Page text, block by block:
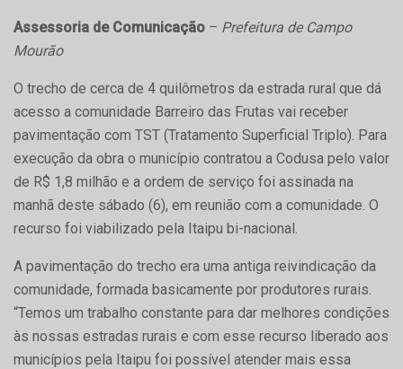
Assessoria de Comunicação – Prefeitura de Campo
Mourão
O trecho de cerca de 4 quilômetros da estrada rural que dá
acesso a comunidade Barreiro das Frutas vai receber
pavimentação com TST (Tratamento Superficial Triplo). Para
execução da obra o município contratou a Codusa pelo valor
de R$ 1,8 milhão e a ordem de serviço foi assinada na
manhã deste sábado (6), em reunião com a comunidade. O
recurso foi viabilizado pela Itaipu bi-nacional.
A pavimentação do trecho era uma antiga reivindicação da
comunidade, formada basicamente por produtores rurais.
“Temos um trabalho constante para dar melhores condições
às nossas estradas rurais e com esse recurso liberado aos
municípios pela Itaipu foi possível atender mais essa